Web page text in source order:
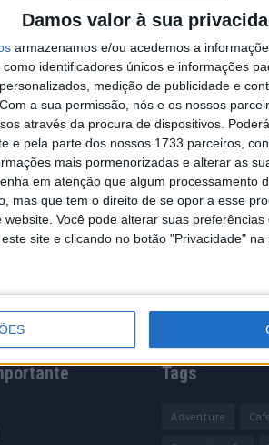
Damos valor à sua
armazenamos e/ou acedemos a
identificadores únicos e informações
medição de publicidade e
Com a sua permissão, nós e os nossos
através da procura de dispositivos.
e pela parte dos nossos 1733 parceiros,
mais pormenorizadas e alterar as
em atenção que algum processamento
mas que tem o direito de se opor a esse
Você pode alterar suas
site e clicando no botão "Privacidade"
a
Tags
Adventure